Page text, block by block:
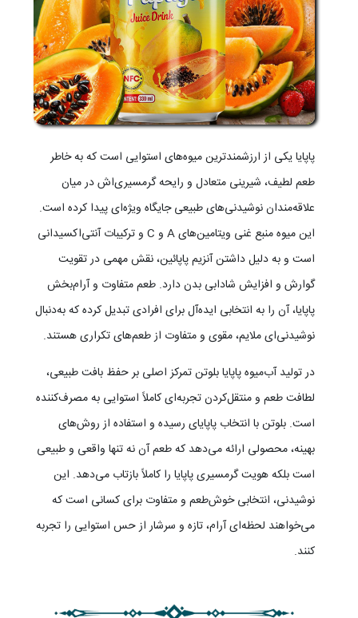
پاپایا یکی از ارزشمندترین میوه‌های استوایی است که به خاطر
طعم لطیف، شیرینی متعادل و رایحه گرمسیری‌اش در میان
علاقه‌مندان نوشیدنی‌های طبیعی جایگاه ویژه‌ای پیدا کرده است.
این میوه منبع غنی ویتامین‌های A و C و ترکیبات آنتی‌اکسیدانی
است و به دلیل داشتن آنزیم پاپائین، نقش مهمی در تقویت
گوارش و افزایش شادابی بدن دارد. طعم متفاوت و آرام‌بخش
پاپایا، آن را به انتخابی ایده‌آل برای افرادی تبدیل کرده که به‌دنبال
نوشیدنی‌ای ملایم، مقوی و متفاوت از طعم‌های تکراری هستند.
در تولید آب‌میوه پاپایا بلوتن تمرکز اصلی بر حفظ بافت طبیعی،
لطافت طعم و منتقل‌کردن تجربه‌ای کاملاً استوایی به مصرف‌کننده
است. بلوتن با انتخاب پاپایای رسیده و استفاده از روش‌های
بهینه، محصولی ارائه می‌دهد که طعم آن نه تنها واقعی و طبیعی
است بلکه هویت گرمسیری پاپایا را کاملاً بازتاب می‌دهد. این
نوشیدنی، انتخابی خوش‌طعم و متفاوت برای کسانی است که
می‌خواهند لحظه‌ای آرام، تازه و سرشار از حس استوایی را تجربه
کنند.